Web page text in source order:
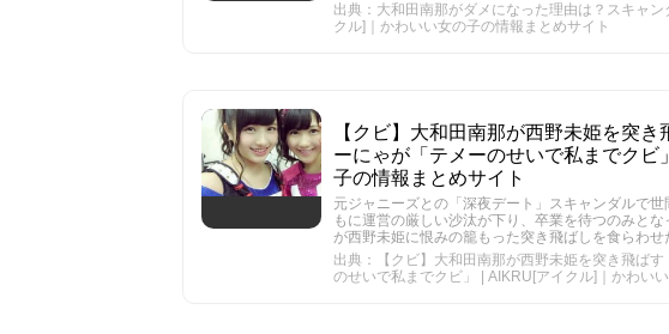
出典：大和田南那がダメになった理由は？スキャ
クル]｜かわいい女の子の情報まとめサイト
【クビ】大和田南那が西野未姫を突
ーにゃが「テメーのせいで私までク
子の情報まとめサイト
元ジャニーズとの「深夜デート」スキャンダルで
もに運営の厳しい沙汰が下り、卒業を待つのみと
が西野未姫に恨みの籠もった突き飛ばしを食らわせ
出典：【クビ】大和田南那が西野未姫を突き飛ば
のせいで私までクビ」 | AIKRU[アイクル]｜かわい